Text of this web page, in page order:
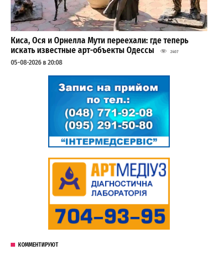
Киса, Ося и Орнелла Мути переехали: где теперь
искать известные арт-объекты Одессы
2407
05-08-2026 в 20:08
КОММЕНТИРУЮТ